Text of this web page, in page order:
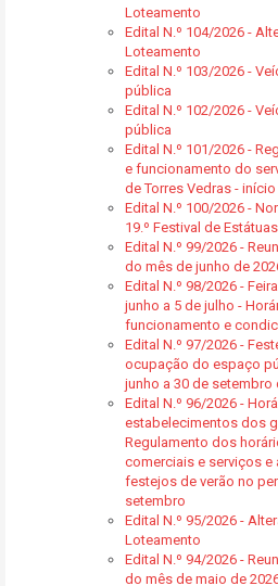
Loteamento
Edital N.º 104/2026 -
Loteamento
Edital N.º 103/2026 -
pública
Edital N.º 102/2026 -
pública
Edital N.º 101/2026 -
e funcionamento do
de Torres Vedras -
Edital N.º 100/2026 -
19.º Festival de
Edital N.º 99/2026 -
do mês de junho de
Edital N.º 98/2026 -
junho a 5 de julho -
funcionamento e
Edital N.º 97/2026 -
ocupação do espaço
junho a 30 de setembro
Edital N.º 96/2026 -
estabelecimentos dos
Regulamento dos
comerciais e serviços e
festejos de verão no
setembro
Edital N.º 95/2026 -
Loteamento
Edital N.º 94/2026 -
do mês de maio de